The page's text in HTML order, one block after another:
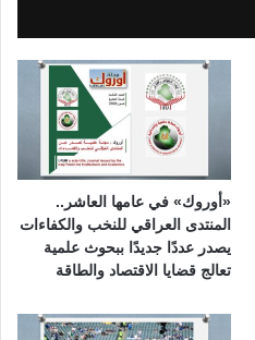
«أوروك» في عامها العاشر..
المنتدى العراقي للنخب والكفاءات
يصدر عددًا جديدًا ببحوث علمية
تعالج قضايا الاقتصاد والطاقة